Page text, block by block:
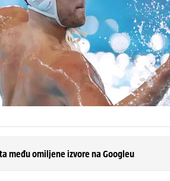
među omiljene izvore na Googleu